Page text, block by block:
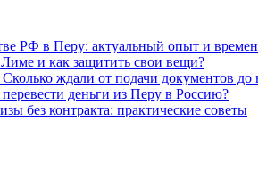
РФ в Перу: актуальный опыт и
и как защитить свои вещи?
ждали от подачи документов до
деньги из Перу в Россию?
без контракта: практические советы